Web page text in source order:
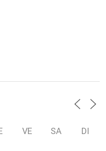
VE SA DI